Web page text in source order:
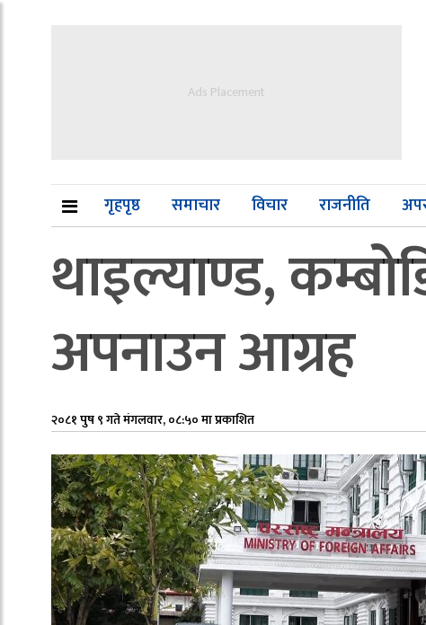
Ads Placement
गृहपृष्ठ समाचार विचार राजनीति
थाइल्याण्ड,
अपनाउन आग्रह
२०८१ पुष ९ गते मंगलवार, ०८:५० मा प्रकाशित